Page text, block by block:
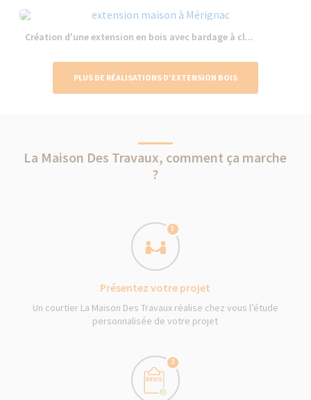
Création d'une extension en bois avec bardage à cl...
PLUS DE RÉALISATIONS D’EXTENSION BOIS
La Maison Des Travaux, comment ça marche
?
1
Présentez votre projet
Un courtier La Maison Des Travaux réalise chez vous l’étude
personnalisée de votre projet
2